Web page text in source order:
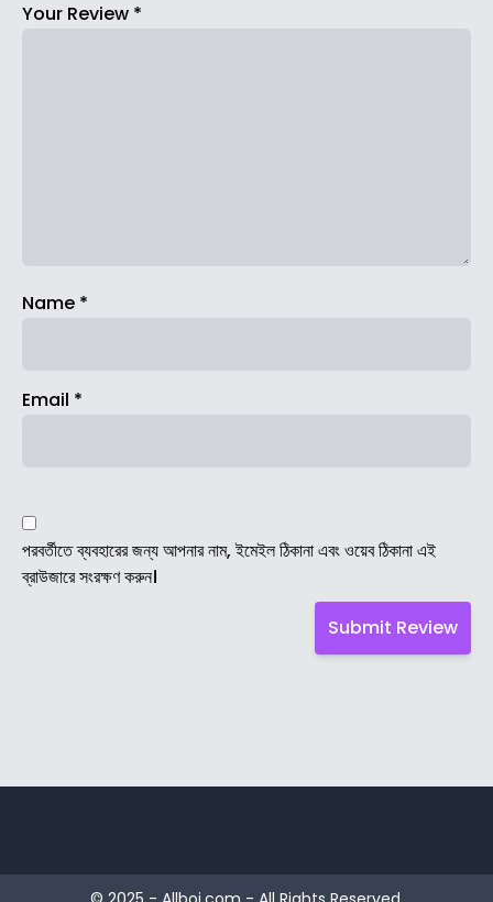
Your Review *
Name *
Email *
পরবর্তীতে ব্যবহারের জন্য আপনার নাম, ইমেইল ঠিকানা এবং ওয়েব ঠিকানা এই
ব্রাউজারে সংরক্ষণ করুন।